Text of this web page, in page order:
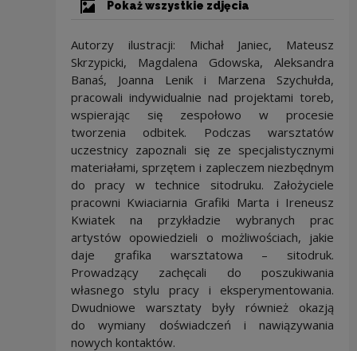
Pokaż wszystkie zdjęcia
Autorzy ilustracji: Michał Janiec, Mateusz
Skrzypicki, Magdalena Gdowska, Aleksandra
Banaś, Joanna Lenik i Marzena Szychułda,
pracowali indywidualnie nad projektami toreb,
wspierając się zespołowo w procesie
tworzenia odbitek. Podczas warsztatów
uczestnicy zapoznali się ze specjalistycznymi
materiałami, sprzętem i zapleczem niezbędnym
do pracy w technice sitodruku. Założyciele
pracowni Kwiaciarnia Grafiki Marta i Ireneusz
Kwiatek na przykładzie wybranych prac
artystów opowiedzieli o możliwościach, jakie
daje grafika warsztatowa – sitodruk.
Prowadzący zachęcali do poszukiwania
własnego stylu pracy i eksperymentowania.
Dwudniowe warsztaty były również okazją
do wymiany doświadczeń i nawiązywania
nowych kontaktów.